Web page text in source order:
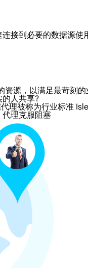
接到必要的数据源
源，以满足最苛刻
人共享?
理被称为行业标准
理克服阻塞